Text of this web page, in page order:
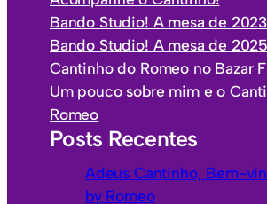
s
g
o
i
a
s
Bando Studio! A mesa de
Bando Studio! A mesa de 2025
Cantinho do Romeo no Bazar
Um pouco sobre mim e o
Romeo
Posts Recentes
Adeus Cantinho, Bem-
by Romeo